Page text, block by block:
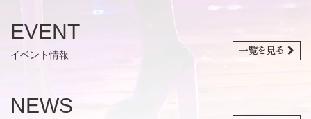
EVENT
イベント情報 一覧を見る
NEWS